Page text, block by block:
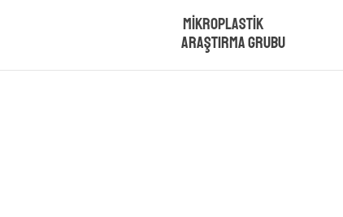
Mikroplastik
Araştırma Grubu